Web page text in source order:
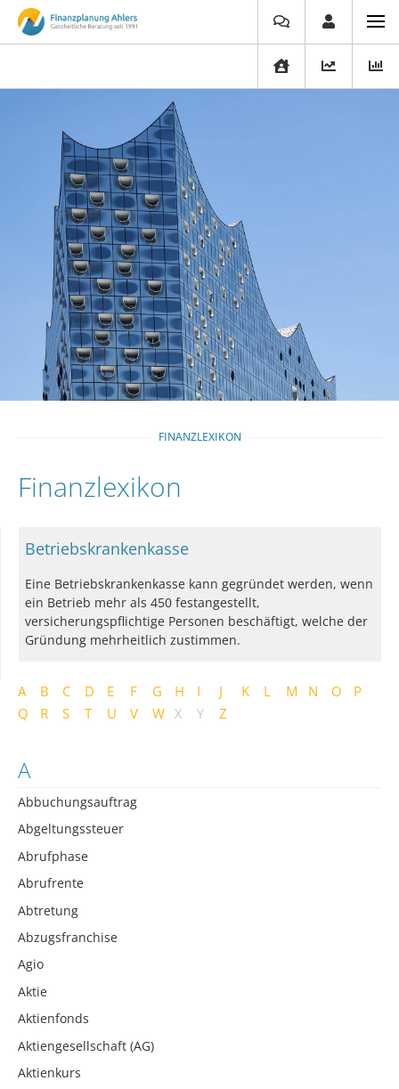
FINANZLEXIKON
Finanzlexikon
A B C D E F G H I J K L M N O
P
Q
R S T U V W X Y Z
A
Abbuchungsauftrag
Abgeltungssteuer
Abrufphase
Abrufrente
Abtretung
Abzugsfranchise
Agio
Aktie
Aktienfonds
Aktiengesellschaft (AG)
Aktienkurs
Betriebskrankenkasse
Eine Betriebskrankenkasse kann gegründet werden, wenn
ein Betrieb mehr als 450 festangestellt,
versicherungspflichtige Personen beschäftigt, welche der
Gründung mehrheitlich zustimmen.